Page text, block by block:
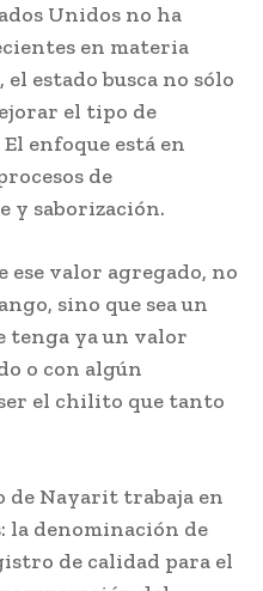
Unidos no ha
en materia
estado busca no sólo
el tipo de
enfoque está en
de
y saborización.
ese valor agregado, no
sino que sea un
tenga ya un valor
o con algún
el chilito que tanto
de Nayarit trabaja en
denominación de
de calidad para el